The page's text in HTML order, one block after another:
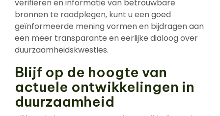
verifiëren en informatie van betrouwbare
bronnen te raadplegen, kunt u een goed
geïnformeerde mening vormen en bijdragen aan
een meer transparante en eerlijke dialoog over
duurzaamheidskwesties.
Blijf op de hoogte van
actuele ontwikkelingen in
duurzaamheid